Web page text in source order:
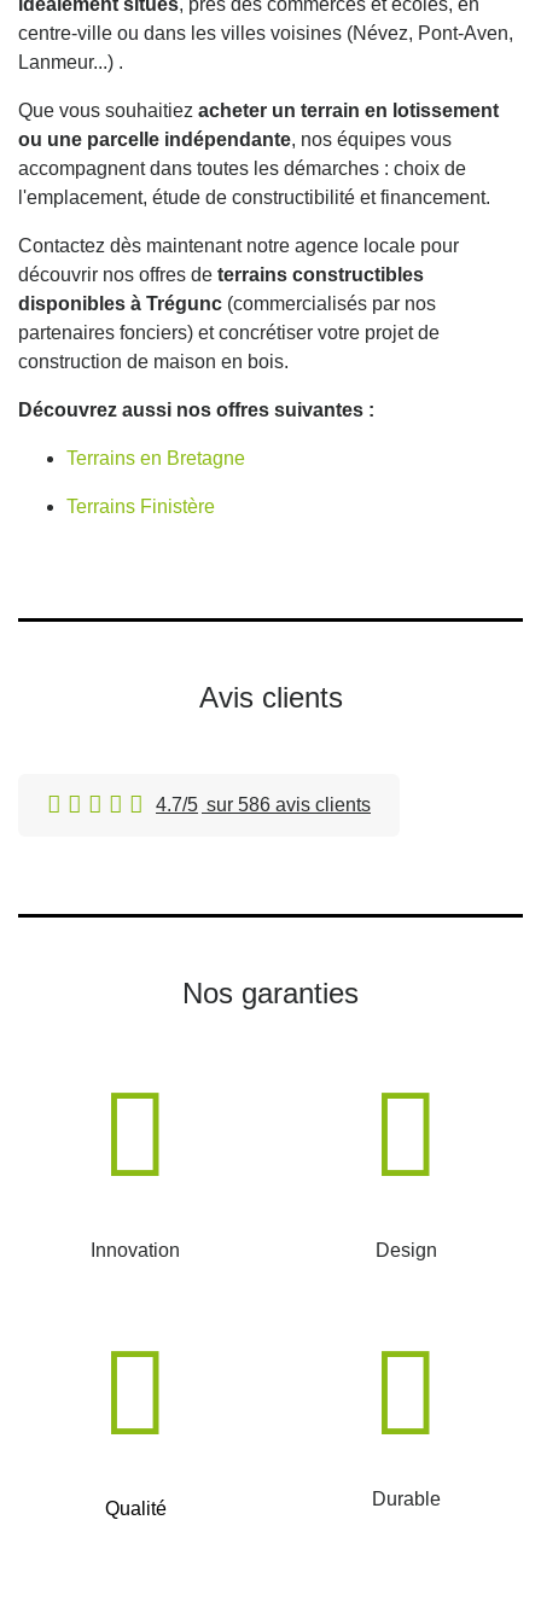
centre-ville ou dans les villes voisines (Névez, Pont-Aven,
Lanmeur...) .
Que vous souhaitiez acheter un terrain en lotissement
ou une parcelle indépendante, nos équipes vous
accompagnent dans toutes les démarches : choix de
l'emplacement, étude de constructibilité et financement.
Contactez dès maintenant notre agence locale pour
découvrir nos offres de terrains constructibles
disponibles à Trégunc (commercialisés par nos
partenaires fonciers) et concrétiser votre projet de
construction de maison en bois.
Découvrez aussi nos offres suivantes :
Terrains en Bretagne
Terrains Finistère
Avis clients
4.7/5 sur 586 avis clients
Nos garanties
Innovation Design
Qualité Durable